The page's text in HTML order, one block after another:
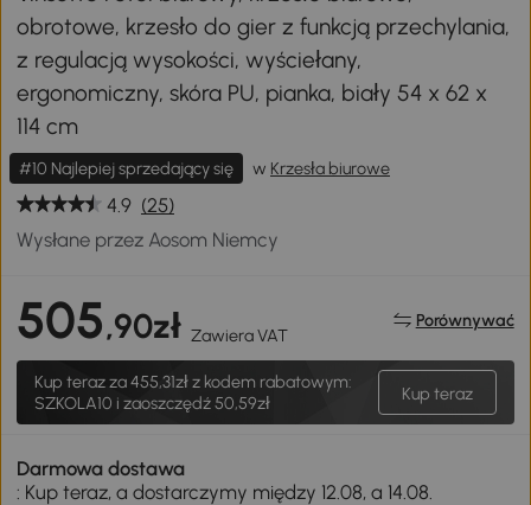
obrotowe, krzesło do gier z funkcją przechylania,
z regulacją wysokości, wyściełany,
ergonomiczny, skóra PU, pianka, biały 54 x 62 x
114 cm
#10 Najlepiej sprzedający się w Krzesła biurowe
4.9 (25)
Wysłane przez Aosom Niemcy
505,90zł Zawiera VAT
Porównywać
Kup teraz za455,31złz kodem rabatowym:
SZKOLA10 i zaoszczędź 50,59zł
Kup teraz
Darmowa dostawa
: Kup teraz, a dostarczymy między 12.08, a 14.08.